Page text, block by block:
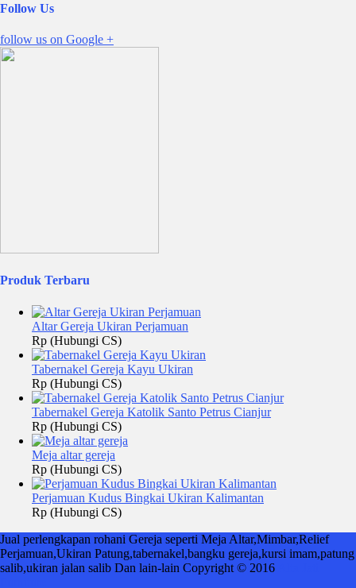
Follow Us
follow us on Google +
Produk Terbaru
Altar Gereja Ukiran Perjamuan
Rp (Hubungi CS)
Tabernakel Gereja Kayu Ukiran
Rp (Hubungi CS)
Tabernakel Gereja Katolik Santo Petrus Cianjur
Rp (Hubungi CS)
Meja altar gereja
Rp (Hubungi CS)
Perjamuan Kudus Bingkai Ukiran Kalimantan
Rp (Hubungi CS)
Jual perlengkapan rohani Gereja seperti Meja Altar,Mimbar,Relief
Perjamuan,Ukiran Patung,tabernakel,bangku gereja,kursi imam,patung
salib,ukiran jalan salib Dan lain-lain Copyright © 2016